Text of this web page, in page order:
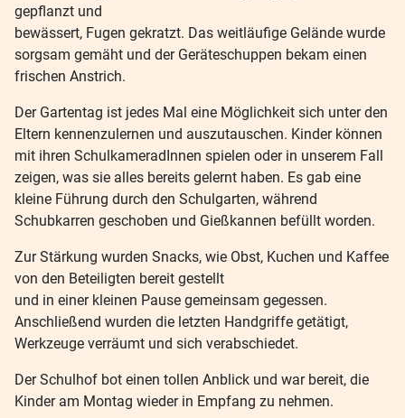
gepflanzt und
bewässert, Fugen gekratzt. Das weitläufige Gelände wurde
sorgsam gemäht und der Geräteschuppen bekam einen
frischen Anstrich.
Der Gartentag ist jedes Mal eine Möglichkeit sich unter den
Eltern kennenzulernen und auszutauschen. Kinder können
mit ihren SchulkameradInnen spielen oder in unserem Fall
zeigen, was sie alles bereits gelernt haben. Es gab eine
kleine Führung durch den Schulgarten, während
Schubkarren geschoben und Gießkannen befüllt worden.
Zur Stärkung wurden Snacks, wie Obst, Kuchen und Kaffee
von den Beteiligten bereit gestellt
und in einer kleinen Pause gemeinsam gegessen.
Anschließend wurden die letzten Handgriffe getätigt,
Werkzeuge verräumt und sich verabschiedet.
Der Schulhof bot einen tollen Anblick und war bereit, die
Kinder am Montag wieder in Empfang zu nehmen.